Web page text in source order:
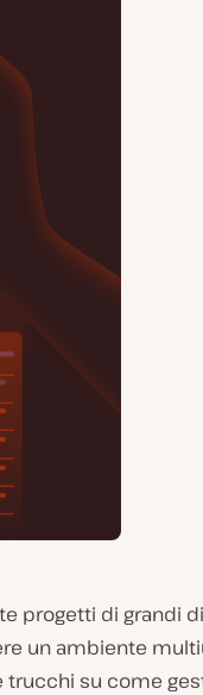
progetti di grandi
un ambiente
trucchi su come